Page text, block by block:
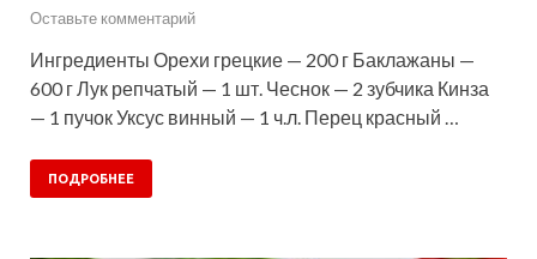
Оставьте комментарий
Ингредиенты Орехи грецкие — 200 г Баклажаны —
600 г Лук репчатый — 1 шт. Чеснок — 2 зубчика Кинза
— 1 пучок Уксус винный — 1 ч.л. Перец красный …
ПОДРОБНЕЕ